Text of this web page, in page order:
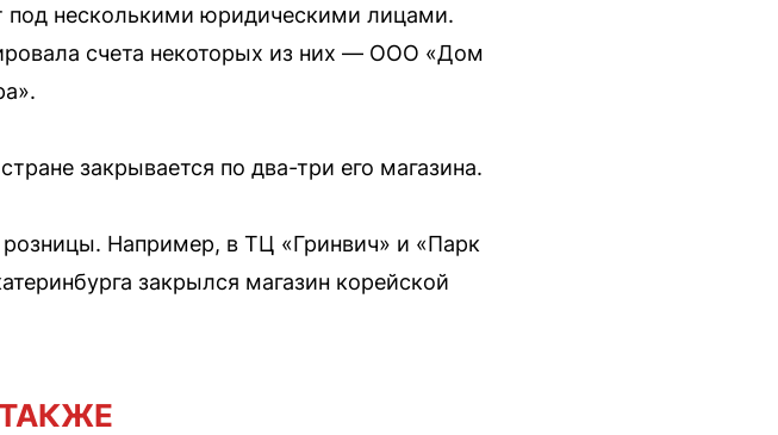
под несколькими юридическими лицами.
счета некоторых из них — ООО «Дом
закрывается по два-три его магазина.
Например, в ТЦ «Гринвич» и «Парк
закрылся магазин корейской